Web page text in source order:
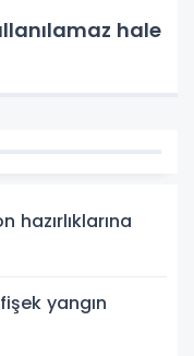
hale
hazırlıklarına
yangın